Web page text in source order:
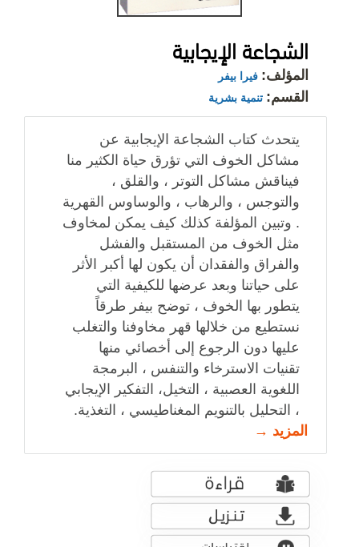
الشجاعة الإيجابية
المؤلف: فيرا بيفر
القسم: تنمية بشرية
يتحدث كتاب الشجاعة الإيجابية عن
مشاكل الخوف التي تؤرق حياة الكثير منا
فيناقش مشاكل التوتر ، والقلق ،
والتوجس ، والرهاب ، والوساوس القهرية
. وتبين المؤلفة كذلك كيف يمكن لمخاوف
مثل الخوف من المستقبل والفشل
والفراق والفقدان أن يكون لها أكبر الأثر
على حياتنا وبعد عرضها للكيفية التي
يتطور بها الخوف ، توضح بيفر طرقاً
نستطيع من خلالها قهر مخاوفنا والتغلب
عليها دون الرجوع إلى أخصائي منها
تقنيات الاسترخاء والتنفس ، البرمجة
اللغوية العصبية ، التخيل، التفكير الإيجابي
، التحليل بالتنويم المغناطيسي ، التغذية.
المزيد →